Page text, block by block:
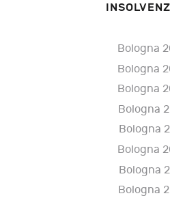
Bologna
Bologna
Bologna
Bologna
Bologna
Bologna
Bologna
Bologna